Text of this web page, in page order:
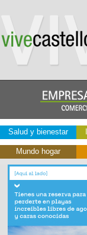
Salud y bienestar
Mundo hogar